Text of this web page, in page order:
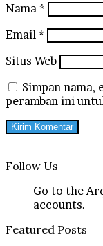
Nama *
Email *
Situs Web
Simpan nama,
peramban ini
Follow Us
Go to the
accounts.
Featured Posts